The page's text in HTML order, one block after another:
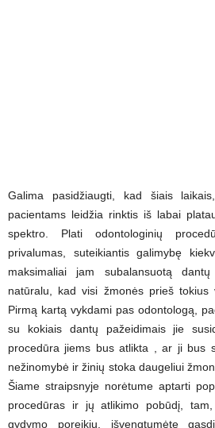
Galima pasidžiaugti, kad šiais
pacientams leidžia rinktis iš labai
spektro. Plati odontologinių
privalumas, suteikiantis galimybę
maksimaliai jam subalansuotą
natūralu, kad visi žmonės prieš tokius
Pirmą kartą vykdami pas odontologą,
su kokiais dantų pažeidimais jie
procedūra jiems bus atlikta , ar ji bus
nežinomybė ir žinių stoka daugeliui
Šiame straipsnyje norėtume aptarti
procedūras ir jų atlikimo pobūdį,
gydymo poreikiu, išvengtumėte